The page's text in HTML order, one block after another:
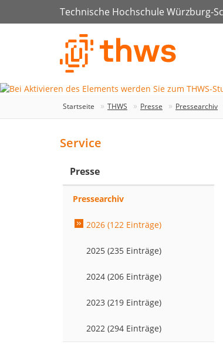
Technische Hochschule Würzburg-
Startseite THWS Presse Pressearchiv
Service
Presse
Pressearchiv
2026 (122 Einträge)
2025 (235 Einträge)
2024 (206 Einträge)
2023 (219 Einträge)
2022 (294 Einträge)